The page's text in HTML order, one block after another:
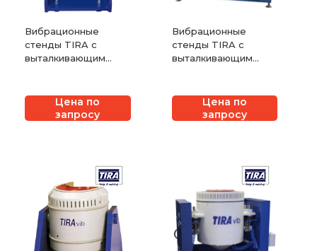
Вибрационные
стенды TIRA с
выталкивающим
Цена по
запросу
Вибрационные
стенды TIRA с
выталкивающим
Цена по
запросу